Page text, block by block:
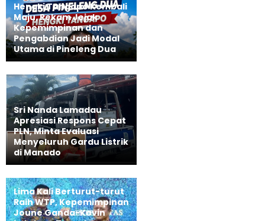
Hengki Tangapo Kembali
Maju, Rekam Jejak
Kepemimpinan dan
Pengabdian Jadi Modal
Utama di Pineleng Dua
Sri Nanda Lamadau
Apresiasi Respons Cepat
PLN, Minta Evaluasi
Menyeluruh Gardu Listrik
di Manado
Lima Kali Berturut-turut
Raih WTP, Kepemimpinan
Joune Ganda-Kevin